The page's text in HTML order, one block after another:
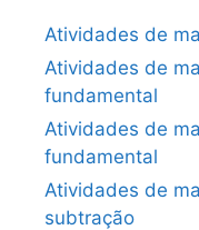
Atividades de
Atividades de
fundamental
Atividades de
fundamental
Atividades de
subtração